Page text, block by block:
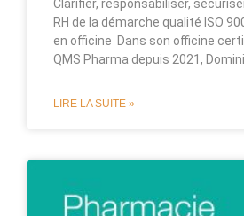
Clarifier, responsabiliser,
RH de la démarche qualité ISO
en officine Dans son officine
QMS Pharma depuis 2021,
LIRE LA SUITE »